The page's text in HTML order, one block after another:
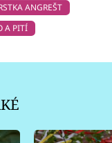
ANGREŠT
A PITÍ